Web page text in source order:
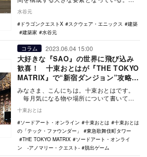
ドマークともな…
水谷元
ドラゴンクエストX
スクウェア・エニックス
建築
建築家
水谷元
コラム 2023.06.04 15:00
大好きな『SAO』の世界に飛び込み
歓喜！ 十束おとはが『THE TOKYO
MATRIX』で“新宿ダンジョン”攻略に
挑む
みなさま、こんにちは。十束おとはです。
毎月気になる物や場所について書いてい
ファウンダ…
十束おとは
ソードアート・オンライン
十束おとは
十束おとは
の「テック・ファウンダー」
東急歌舞伎町タワー
THE TOKYO MATRIX
ソードアート・オンライ
ン -アノマリー・クエスト-
脱出ゲーム